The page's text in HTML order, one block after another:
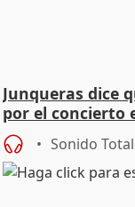
Junqueras dice
por el concierto
Sonido